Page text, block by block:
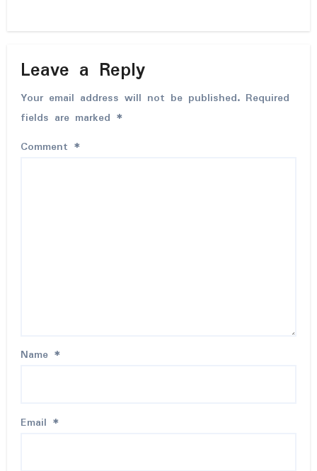
Leave a Reply
Your email address will not be published. Required
fields are marked *
Comment *
Name *
Email *